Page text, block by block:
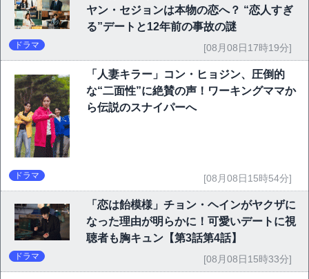
ヤン・セジョンは本物の恋へ？ “恋人すぎ
る”デートと12年前の事故の謎
ドラマ [08月08日17時19分]
「人妻キラー」コン・ヒョジン、圧倒的
な“二面性”に絶賛の声！ワーキングママか
ら伝説のスナイパーへ
ドラマ [08月08日15時54分]
「恋は飴模様」チョン・ヘインがヤクザに
なった理由が明らかに！可愛いデートに視
聴者も胸キュン【第3話第4話】
ドラマ [08月08日15時33分]